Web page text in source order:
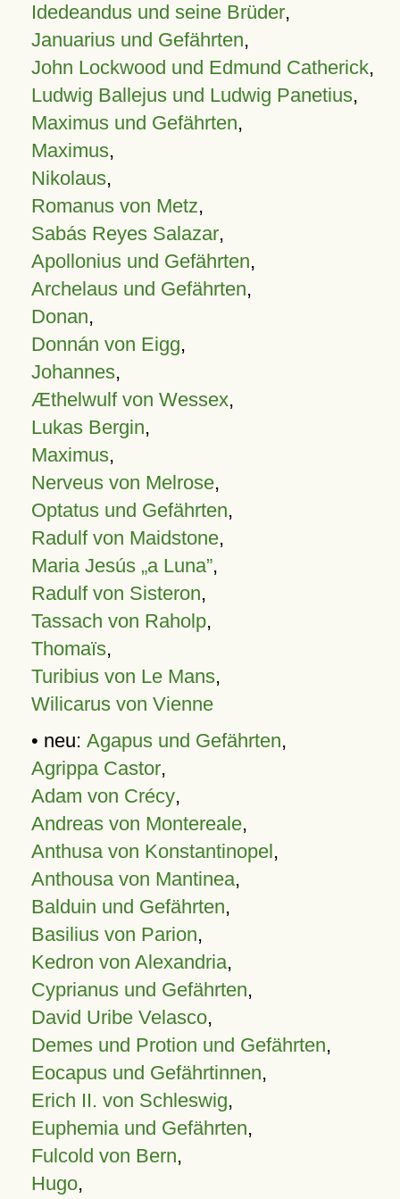
Idedeandus und seine Brüder,
Januarius und Gefährten,
John Lockwood und Edmund Catherick,
Ludwig Ballejus und Ludwig Panetius,
Maximus und Gefährten,
Maximus,
Nikolaus,
Romanus von Metz,
Sabás Reyes Salazar,
Apollonius und Gefährten,
Archelaus und Gefährten,
Donan,
Donnán von Eigg,
Johannes,
Æthelwulf von Wessex,
Lukas Bergin,
Maximus,
Nerveus von Melrose,
Optatus und Gefährten,
Radulf von Maidstone,
Maria Jesús „a Luna”,
Radulf von Sisteron,
Tassach von Raholp,
Thomaïs,
Turibius von Le Mans,
Wilicarus von Vienne
• neu: Agapus und Gefährten,
Agrippa Castor,
Adam von Crécy,
Andreas von Montereale,
Anthusa von Konstantinopel,
Anthousa von Mantinea,
Balduin und Gefährten,
Basilius von Parion,
Kedron von Alexandria,
Cyprianus und Gefährten,
David Uribe Velasco,
Demes und Protion und Gefährten,
Eocapus und Gefährtinnen,
Erich II. von Schleswig,
Euphemia und Gefährten,
Fulcold von Bern,
Hugo,